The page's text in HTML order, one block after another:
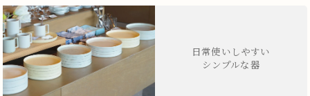
日常使いしやすい
シンプルな器